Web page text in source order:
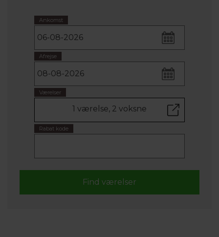
Ankomst
Afrejse
Værelser
1 værelse, 2 voksne
Rabat kode